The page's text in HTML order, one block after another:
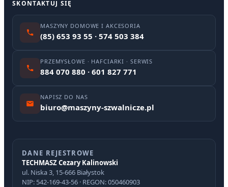
SKONTAKTUJ SIĘ
MASZYNY DOMOWE I AKCESORIA
(85) 653 93 55 · 574 503 384
PRZEMYSŁOWE · HAFCIARKI · SERWIS
884 070 880 · 601 827 771
NAPISZ DO NAS
biuro@maszyny-szwalnicze.pl
DANE REJESTROWE
TECHMASZ Cezary Kalinowski
ul. Niska 3, 15-666 Białystok
NIP: 542-169-43-56 · REGON: 050460903